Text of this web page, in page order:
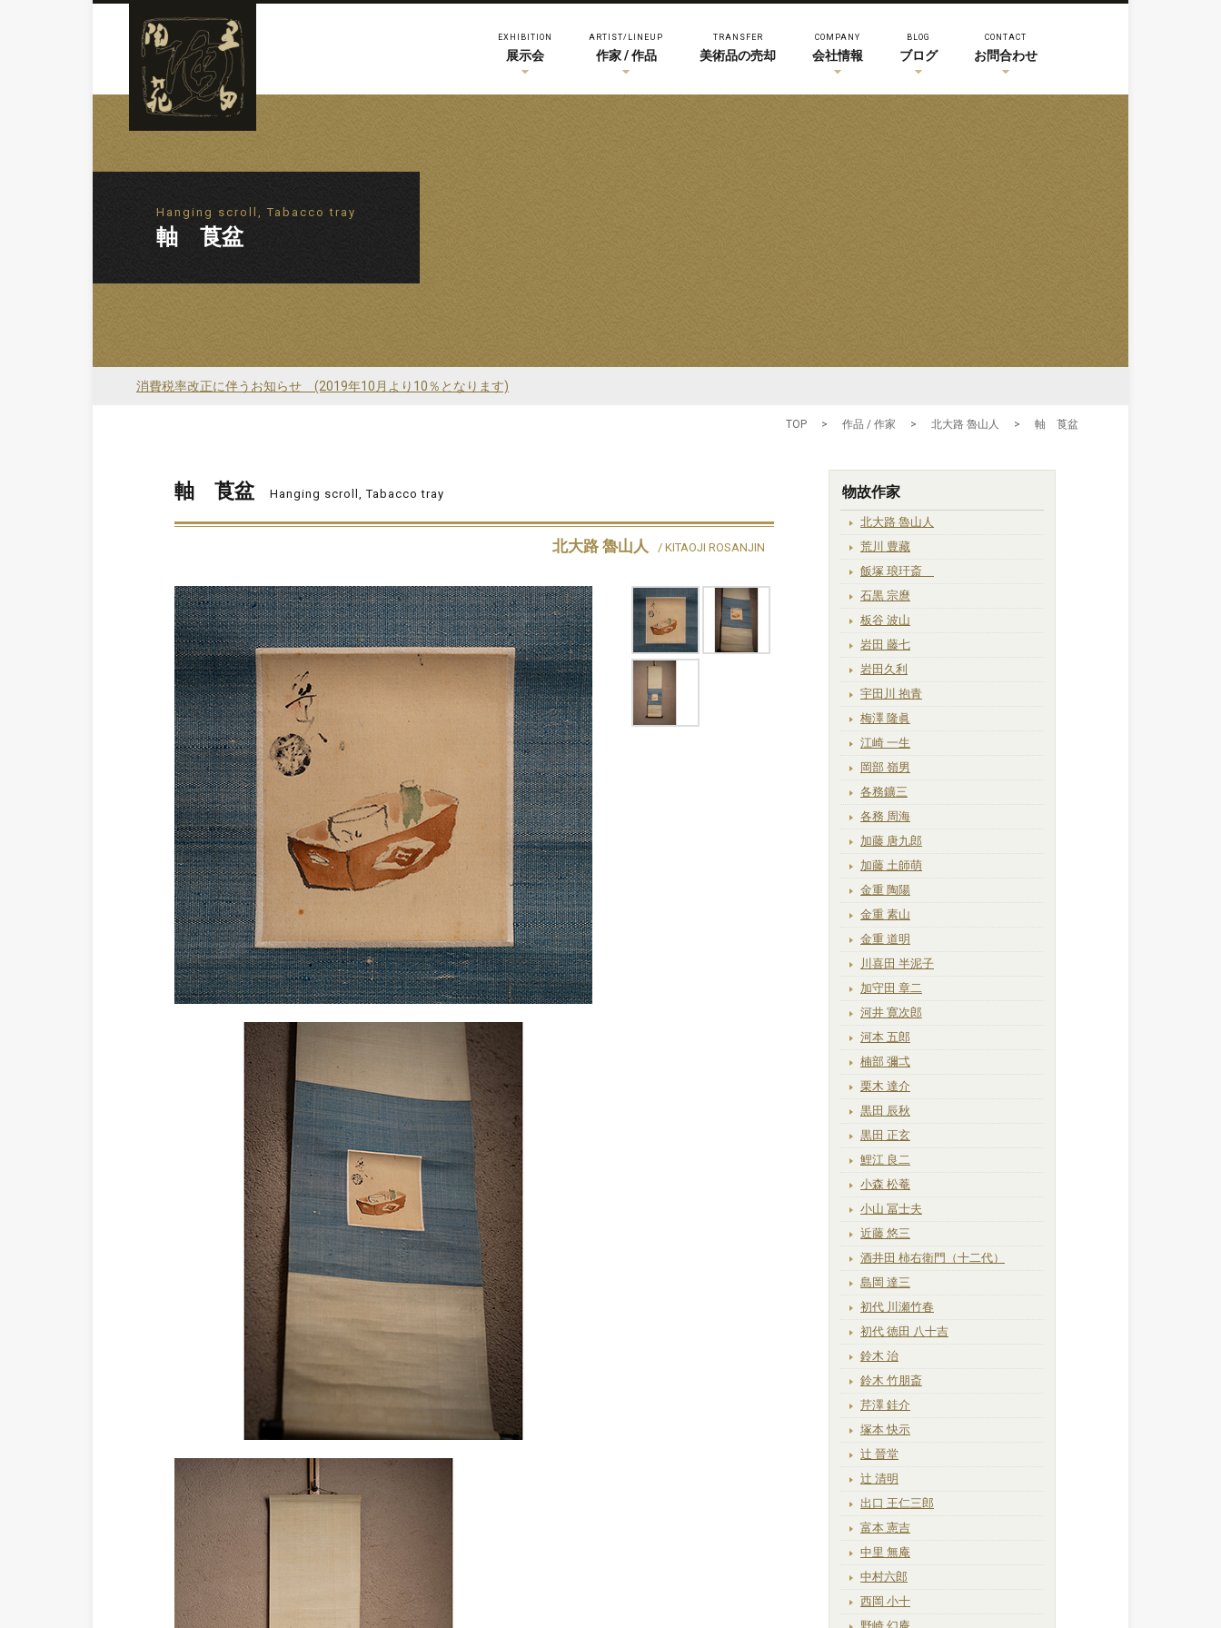
EXHIBITION
展示会
ARTIST/LINEUP
作家 / 作品
TRANSFER
美術品の売却
COMPANY
会社情報
BLOG
ブログ
CONTACT
お問合わせ
Hanging scroll, Tabacco tray
軸 莨盆
消費税率改正に伴うお知らせ (2019年10月より10％となります)
TOP > 作品 / 作家 > 北大路 魯山人 > 軸 莨盆
軸 莨盆 Hanging scroll, Tabacco tray
北大路 魯山人 / KITAOJI ROSANJIN
物故作家
北大路 魯山人
荒川 豊藏
飯塚 琅玕斎
石黒 宗麿
板谷 波山
岩田 藤七
岩田久利
宇田川 抱青
梅澤 隆眞
江崎 一生
岡部 嶺男
各務鑛三
各務 周海
加藤 唐九郎
加藤 土師萌
金重 陶陽
金重 素山
金重 道明
川喜田 半泥子
加守田 章二
河井 寛次郎
河本 五郎
楠部 彌弌
栗木 達介
黒田 辰秋
黒田 正玄
鯉江 良二
小森 松菴
小山 冨士夫
近藤 悠三
酒井田 柿右衛門（十二代）
島岡 達三
初代 川瀬竹春
初代 徳田 八十吉
鈴木 治
鈴木 竹朋斎
芹澤 銈介
塚本 快示
辻 晉堂
辻 清明
出口 王仁三郎
富本 憲吉
中里 無庵
中村六郎
西岡 小十